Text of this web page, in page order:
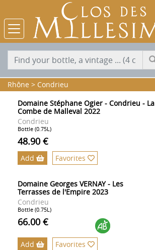
Rhône > Condrieu
Domaine Stéphane Ogier - Condrieu - La
Combe de Malleval 2022
Condrieu
Bottle (0.75L)
48.90 €
Add Favorites
Domaine Georges VERNAY - Les
Terrasses de l'Empire 2023
Condrieu
Bottle (0.75L)
66.00 €
Add Favorites